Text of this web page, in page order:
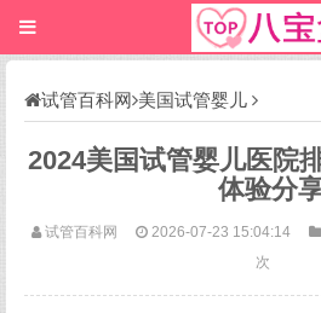
试管百科网 美国试管婴儿
2024美国试管婴儿医院
体验分
试管百科网 2026-07-23 15:04:14
次